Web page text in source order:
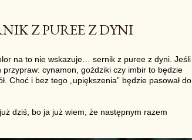
Z PUREE Z DYNI
na to nie wskazuje… sernik z puree z dyni. Jeśli
cynamon, goździki czy imbir to będzie
Choć i bez tego „upiększenia” będzie pasował do
dziś, bo ja już wiem, że następnym razem